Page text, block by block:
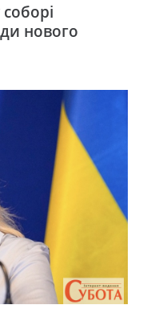
нового